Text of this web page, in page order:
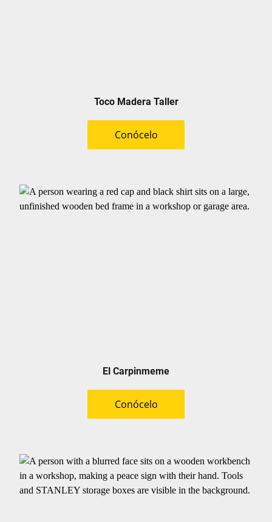
Toco Madera Taller
Conócelo
El Carpinmeme
Conócelo